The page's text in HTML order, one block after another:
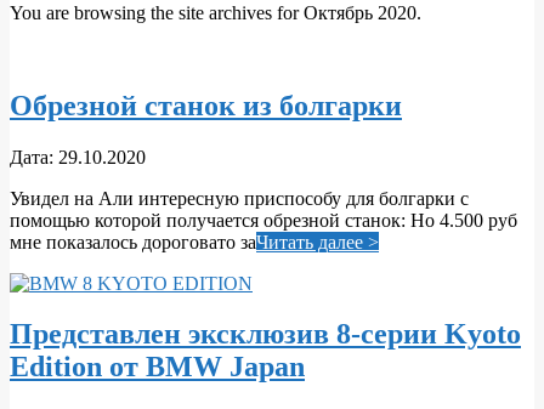
You are browsing the site archives for Октябрь 2020.
Обрезной станок из болгарки
2020-
29
Дата: 29.10.2020
Увидел на Али интересную приспособу для болгарки с
помощью которой получается обрезной станок: Но 4.500 руб
мне показалось дороговато заЧитать далее >
Представлен эксклюзив 8-серии Kyoto
Edition от BMW Japan